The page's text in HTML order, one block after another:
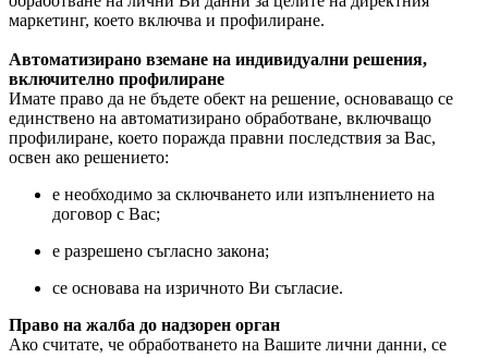
маркетинг, което включва и профилиране.
Автоматизирано вземане на индивидуални решения,
включително профилиране
Имате право да не бъдете обект на решение, основаващо се
единствено на автоматизирано обработване, включващо
профилиране, което поражда правни последствия за Вас,
освен ако решението:
е необходимо за сключването или изпълнението на
договор с Вас;
е разрешено съгласно закона;
се основава на изричното Ви съгласие.
Право на жалба до надзорен орган
Ако считате, че обработването на Вашите лични данни, се